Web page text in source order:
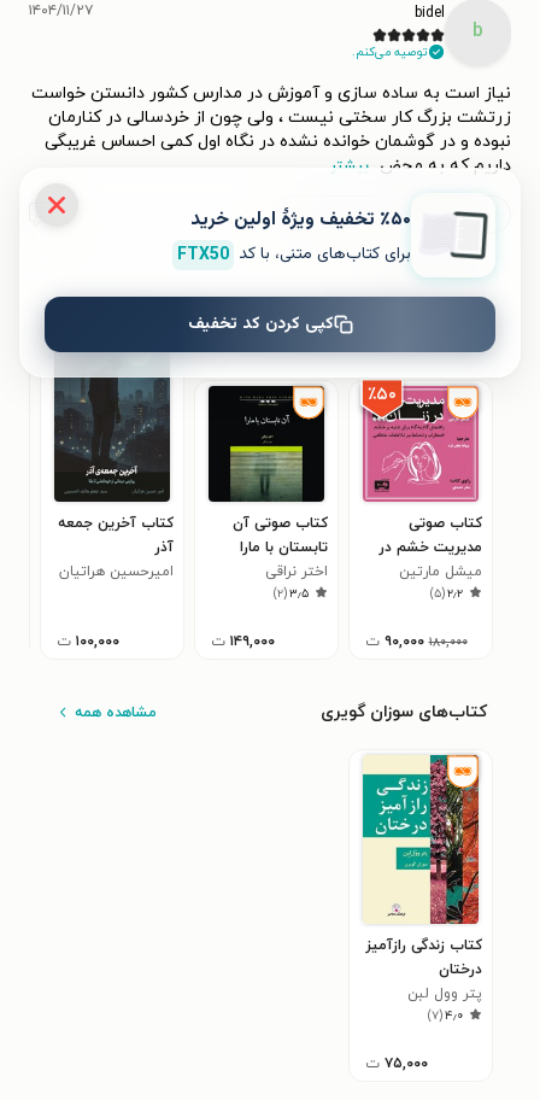
b
bidel
توصیه می‌کنم.
۱۴۰۴/۱۱/۲۷
نیاز است به ساده سازی و آموزش در مدارس کشور دانستن خواست
زرتشت بزرگ کار سختی نیست ، ولی چون از خردسالی در کنارمان
نبوده و در گوشمان خوانده نشده در نگاه اول کمی احساس غریبگی
داریم که به محض
بیشتر
مفید بود (۵) مفید نبود ۰
٪۵۰
کتاب صوتی
مدیریت خشم در
زنان
میشل مارتین
۲٫۲(۵)
۱۸۰,۰۰۰ ۹۰,۰۰۰ ت
کتاب صوتی آن
تابستان با مارا
اختر نراقی
۳٫۵(۲)
۱۴۹,۰۰۰ ت
کتاب آخرین جمعه
آذر
امیرحسین هراتیان
۱۰۰,۰۰۰ ت
کتاب‌های سوزان گویری مشاهده همه
کتاب زندگی رازآمیز
درختان
پتر وول لبن
۴٫۰(۷)
۷۵,۰۰۰ ت
٪۵۰ تخفیف ویژۀ اولین خرید
برای کتاب‌های متنی، با کد FTX50
کپی کردن کد تخفیف